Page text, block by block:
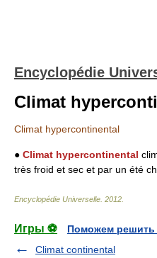
Encyclopédie
Climat
Climat hypercontinental
● Climat hypercontinental
très froid et sec et par un été
Encyclopédie Universelle 2012
Игры ⚽
Поможем решить
Climat continental